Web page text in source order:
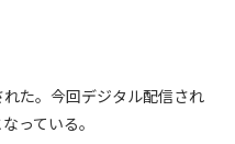
れた。今回デジタル配信され
っている。